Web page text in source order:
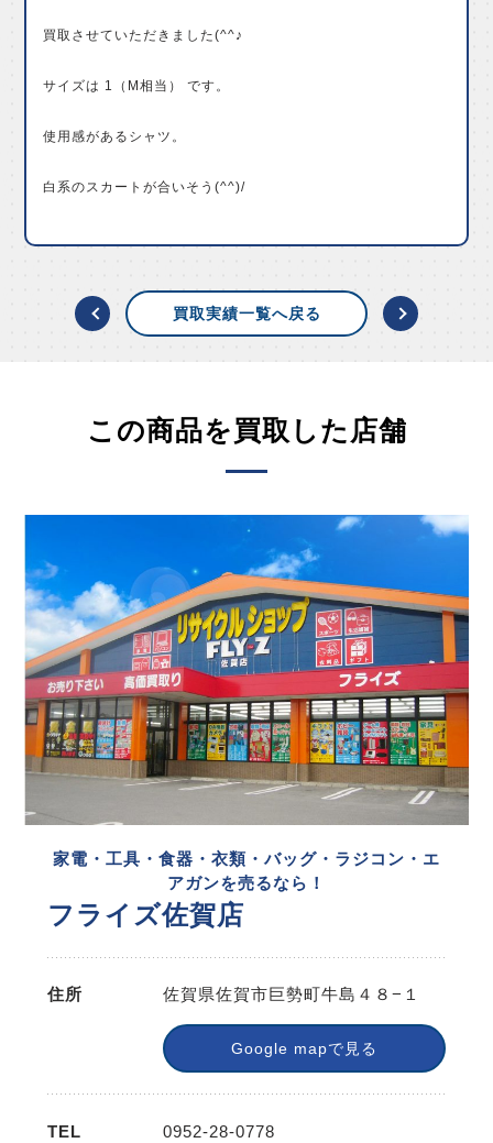
買取させていただきました(^^♪
サイズは 1（M相当） です。
使用感があるシャツ。
白系のスカートが合いそう(^^)/
買取実績一覧へ戻る
この商品を買取した店舗
家電・工具・食器・衣類・バッグ・ラジコン・エ
アガンを売るなら！
フライズ佐賀店
住所 佐賀県佐賀市巨勢町牛島４８−１
Google mapで見る
TEL 0952-28-0778